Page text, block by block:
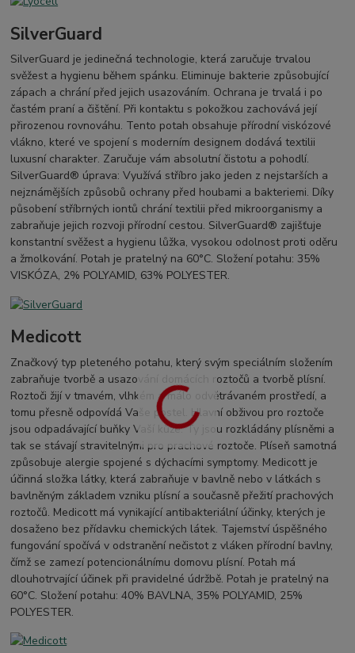
SilverGuard
SilverGuard je jedinečná technologie, která zaručuje trvalou
svěžest a hygienu během spánku. Eliminuje bakterie způsobující
zápach a chrání před jejich usazováním. Ochrana je trvalá i po
častém praní a čištění. Při kontaktu s pokožkou zachovává její
přirozenou rovnováhu. Tento potah obsahuje přírodní viskózové
vlákno, které ve spojení s moderním designem dodává textilii
luxusní charakter. Zaručuje vám absolutní čistotu a pohodlí.
SilverGuard® úprava: Využívá stříbro jako jeden z nejstarších a
nejznámějších způsobů ochrany před houbami a bakteriemi. Díky
působení stříbrných iontů chrání textilii před mikroorganismy a
zabraňuje jejich rozvoji přírodní cestou. SilverGuard® zajišťuje
konstantní svěžest a hygienu lůžka, vysokou odolnost proti oděru
a žmolkování. Potah je pratelný na 60°C. Složení potahu: 35%
VISKÓZA, 2% POLYAMID, 63% POLYESTER.
Medicott
Značkový typ pleteného potahu, který svým speciálním složením
zabraňuje tvorbě a usazování domácích roztočů a tvorbě plísní.
Roztoči žijí v tmavém, vlhkém a málo odvětrávaném prostředí, a
tomu přesně odpovídá Vaše postel. Hlavní obživou pro roztoče
jsou odpadávající buňky Vaší kůže. Ty jsou rozkládány plísněmi a
tak se stávají stravitelnými pro prachové roztoče. Plíseň samotná
způsobuje alergie spojené s dýchacími symptomy. Medicott je
účinná složka látky, která zabraňuje v bavlně nebo v látkách s
bavlněným základem vzniku plísní a současně přežití prachových
roztočů. Medicott má vynikající antibakteriální účinky, kterých je
dosaženo bez přídavku chemických látek. Tajemství úspěšného
fungování spočívá v odstranění nečistot z vláken přírodní bavlny,
čímž se zamezí potencionálnímu domovu plísní. Potah má
dlouhotrvající účinek při pravidelné údržbě. Potah je pratelný na
60°C. Složení potahu: 40% BAVLNA, 35% POLYAMID, 25%
POLYESTER.